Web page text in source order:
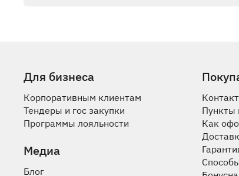
Для бизнеса
Корпоративным клиентам
Тендеры и гос закупки
Программы лояльности
Медиа
Блог
Пункты
Как